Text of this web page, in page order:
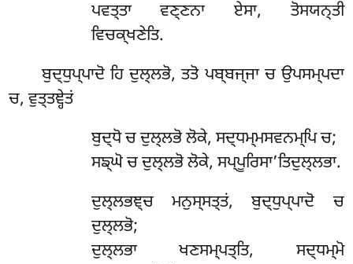
ਪਵਤ੍ਤਾ ਵਣ੍ਣਨਾ ਏਸਾ, ਤੋਸਯਨ੍ਤੀ
ਵਿਚਕ੍ਖਣੇਤਿ.
ਬੁਦ੍ਧੁਪ੍ਪਾਦੋ ਹਿ ਦੁਲ੍ਲਭੋ, ਤਤੋ ਪਬ੍ਬਜ੍ਜਾ ਚ ਉਪਸਮ੍ਪਦਾ
ਚ, ਵੁਤ੍ਤਞ੍ਹੇਤਂ
ਬੁਦ੍ਧੋ ਚ ਦੁਲ੍ਲਭੋ ਲੋਕੇ, ਸਦ੍ਧਮ੍ਮਸਵਨਮ੍ਪਿ ਚ;
ਸਙ੍ਘੋ ਚ ਦੁਲ੍ਲਭੋ ਲੋਕੇ, ਸਪ੍ਪੂਰਿਸਾ’ਤਿਦੁਲ੍ਲਭਾ.
ਦੁਲ੍ਲਭਞ੍ਚ ਮਨੁਸ੍ਸਤ੍ਤਂ, ਬੁਦ੍ਧੁਪ੍ਪਾਦੋ ਚ
ਦੁਲ੍ਲਭੋ;
ਦੁਲ੍ਲਭਾ ਖਣਸਮ੍ਪਤ੍ਤਿ, ਸਦ੍ਧਮ੍ਮੋ